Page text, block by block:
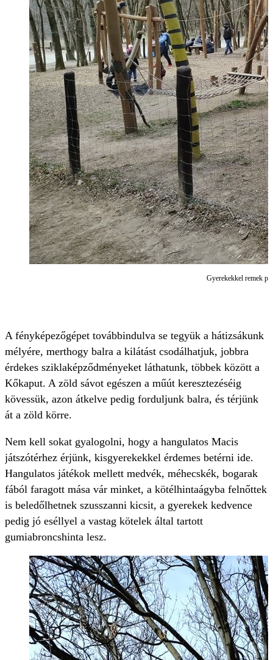
Gyerekekkel remek
A fényképezőgépet továbbindulva se tegyük a hátizsákunk
mélyére, merthogy balra a kilátást csodálhatjuk, jobbra
érdekes sziklaképződményeket láthatunk, többek között a
Kőkaput. A zöld sávot egészen a műút keresztezéséig
kövessük, azon átkelve pedig forduljunk balra, és térjünk
át a zöld körre.
Nem kell sokat gyalogolni, hogy a hangulatos Macis
játszótérhez érjünk, kisgyerekekkel érdemes betérni ide.
Hangulatos játékok mellett medvék, méhecskék, bogarak
fából faragott mása vár minket, a kötélhintaágyba felnőttek
is beledőlhetnek szusszanni kicsit, a gyerekek kedvence
pedig jó eséllyel a vastag kötelek által tartott
gumiabroncshinta lesz.